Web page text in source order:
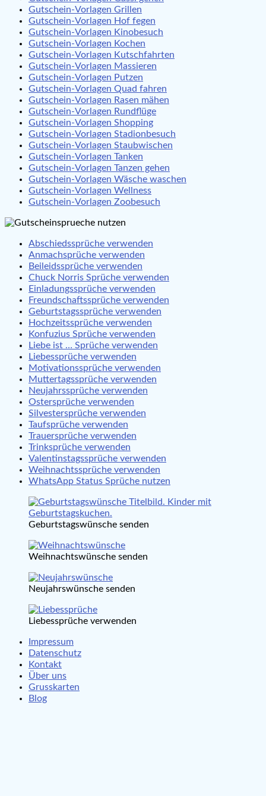
Gutschein-Vorlagen Grillen
Gutschein-Vorlagen Hof fegen
Gutschein-Vorlagen Kinobesuch
Gutschein-Vorlagen Kochen
Gutschein-Vorlagen Kutschfahrten
Gutschein-Vorlagen Massieren
Gutschein-Vorlagen Putzen
Gutschein-Vorlagen Quad fahren
Gutschein-Vorlagen Rasen mähen
Gutschein-Vorlagen Rundflüge
Gutschein-Vorlagen Shopping
Gutschein-Vorlagen Stadionbesuch
Gutschein-Vorlagen Staubwischen
Gutschein-Vorlagen Tanken
Gutschein-Vorlagen Tanzen gehen
Gutschein-Vorlagen Wäsche waschen
Gutschein-Vorlagen Wellness
Gutschein-Vorlagen Zoobesuch
Abschiedssprüche verwenden
Anmachsprüche verwenden
Beileidssprüche verwenden
Chuck Norris Sprüche verwenden
Einladungssprüche verwenden
Freundschaftssprüche verwenden
Geburtstagssprüche verwenden
Hochzeitssprüche verwenden
Konfuzius Sprüche verwenden
Liebe ist … Sprüche verwenden
Liebessprüche verwenden
Motivationssprüche verwenden
Muttertagssprüche verwenden
Neujahrssprüche verwenden
Ostersprüche verwenden
Silvestersprüche verwenden
Taufsprüche verwenden
Trauersprüche verwenden
Trinksprüche verwenden
Valentinstagssprüche verwenden
Weihnachtssprüche verwenden
WhatsApp Status Sprüche nutzen
Geburtstagswünsche senden
Weihnachtswünsche senden
Neujahrswünsche senden
Liebessprüche verwenden
Impressum
Datenschutz
Kontakt
Über uns
Grusskarten
Blog